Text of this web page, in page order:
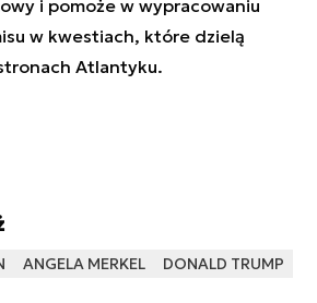
i pomoże w wypracowaniu
w kwestiach, które dzielą
Atlantyku.
ANGELA MERKEL
DONALD TRUMP